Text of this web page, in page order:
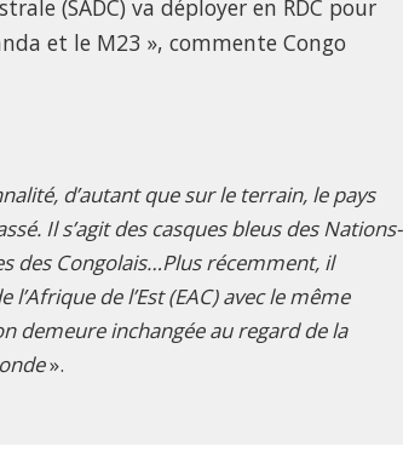
(SADC) va déployer en RDC pour
et le M23 », commente Congo
d’autant que sur le terrain, le pays
Il s’agit des casques bleus des Nations-
des Congolais…Plus récemment, il
de l’Est (EAC) avec le même
demeure inchangée au regard de la
».